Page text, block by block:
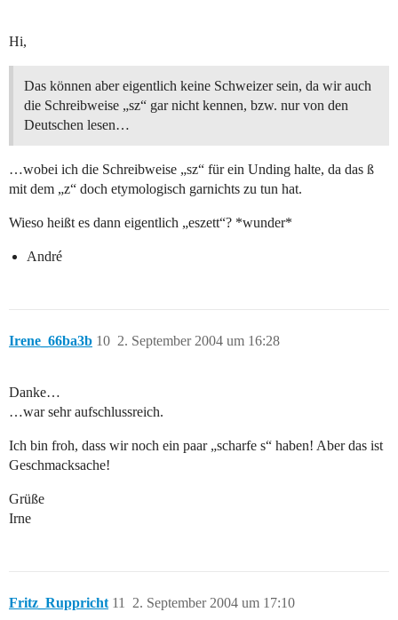
Hi,
Das können aber eigentlich keine Schweizer sein, da wir auch
die Schreibweise „sz“ gar nicht kennen, bzw. nur von den
Deutschen lesen…
…wobei ich die Schreibweise „sz“ für ein Unding halte, da das ß
mit dem „z“ doch etymologisch garnichts zu tun hat.
Wieso heißt es dann eigentlich „eszett“? *wunder*
André
Irene_66ba3b 2. September 2004 um 16:28
10
Danke…
…war sehr aufschlussreich.
Ich bin froh, dass wir noch ein paar „scharfe s“ haben! Aber das ist
Geschmacksache!
Grüße
Irne
Fritz_Ruppricht 2. September 2004 um 17:10
11